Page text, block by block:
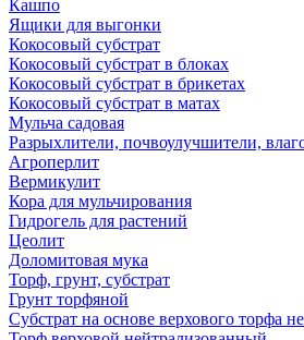
Кашпо
Ящики для выгонки
Кокосовый субстрат
Кокосовый субстрат в блоках
Кокосовый субстрат в брикетах
Кокосовый субстрат в матах
Мульча садовая
Разрыхлители, почвоулучшители,
Агроперлит
Вермикулит
Кора для мульчирования
Гидрогель для растений
Цеолит
Доломитовая мука
Торф, грунт, субстрат
Грунт торфяной
Субстрат на основе верхового торфа